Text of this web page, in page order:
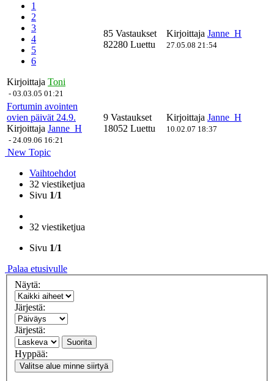
1
2
3
4
5
6
Kirjoittaja Toni
- 03.03.05 01:21
85 Vastaukset
82280 Luettu
Kirjoittaja Janne_H
27.05.08 21:54
Fortumin avointen
ovien päivät 24.9.
Kirjoittaja Janne_H
- 24.09.06 16:21
9 Vastaukset
18052 Luettu
Kirjoittaja Janne_H
10.02.07 18:37
New Topic
Vaihtoehdot
32 viestiketjua
Sivu 1/1
32 viestiketjua
Sivu 1/1
Palaa etusivulle
Näytä:
Järjestä:
Järjestä:
Suorita
Hyppää:
Valitse alue minne siirtyä